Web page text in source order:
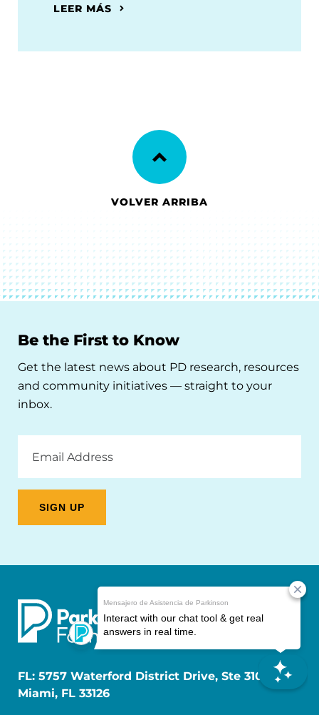
LEER MÁS
VOLVER ARRIBA
Be the First to Know
Get the latest news about PD research, resources
and community initiatives — straight to your
inbox.
Address
FL: 5757 Waterford District Drive, Ste 310,
Miami, FL 33126